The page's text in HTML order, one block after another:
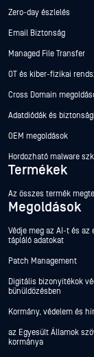
Zero-day észlelés
Email Biztonság
Managed File Transfer
OT és kiber-fizikai
Cross Domain
Adatdiódák és
OEM megoldások
Hordozható malware
Termékek
Az összes termék
Megoldások
Védje meg az AI-t és az
tápláló adatokat
Patch Management
Digitális bizonyítékok
bűnüldözésben
Kormány, védelem és
az Egyesült Államok
kormánya